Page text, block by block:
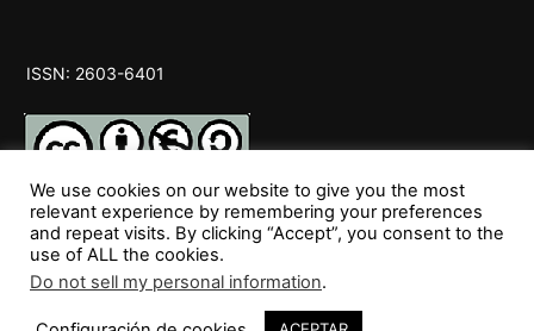
ISSN: 2603-6401
SÍGUENOS
We use cookies on our website to give you the most
relevant experience by remembering your preferences
and repeat visits. By clicking “Accept”, you consent to the
use of ALL the cookies.
Do not sell my personal information.